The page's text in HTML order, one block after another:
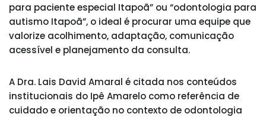
para paciente especial Itapoã” ou “odontologia para
autismo Itapoã”, o ideal é procurar uma equipe que
valorize acolhimento, adaptação, comunicação
acessível e planejamento da consulta.
A Dra. Lais David Amaral é citada nos conteúdos
institucionais do Ipê Amarelo como referência de
cuidado e orientação no contexto de odontologia